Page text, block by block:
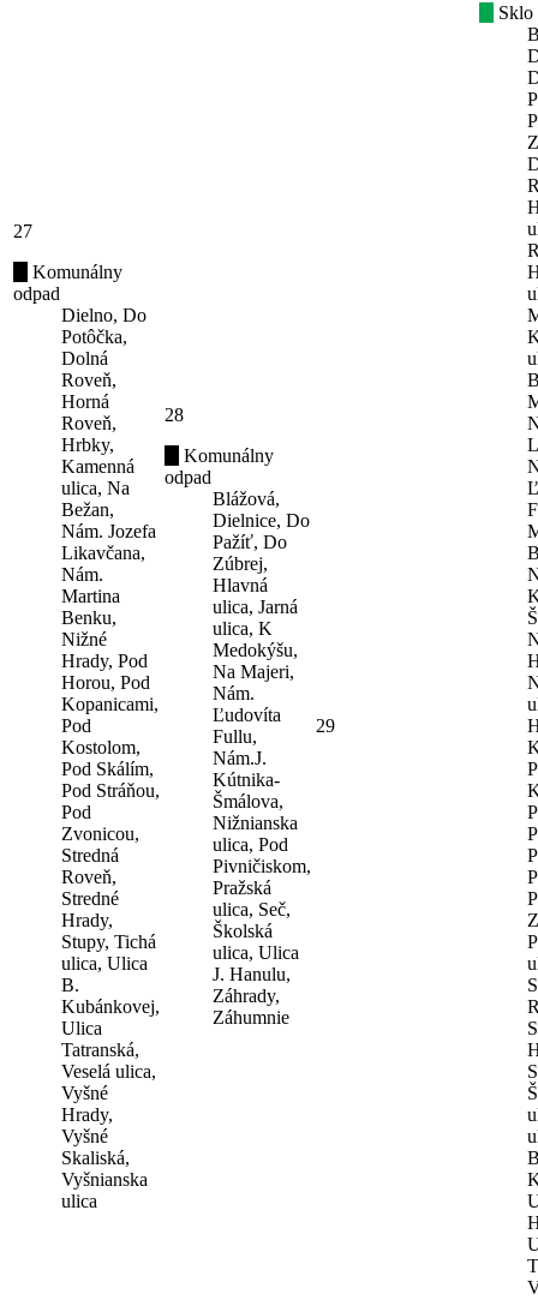
27
Komunálny
odpad
Dielno, Do
Potôčka,
Dolná
Roveň,
Horná
Roveň,
Hrbky,
Kamenná
ulica, Na
Bežan,
Nám. Jozefa
Likavčana,
Nám.
Martina
Benku,
Nižné
Hrady, Pod
Horou, Pod
Kopanicami,
Pod
Kostolom,
Pod Skálím,
Pod Stráňou,
Pod
Zvonicou,
Stredná
Roveň,
Stredné
Hrady,
Stupy, Tichá
ulica, Ulica
B.
Kubánkovej,
Ulica
Tatranská,
Veselá ulica,
Vyšné
Hrady,
Vyšné
Skaliská,
Vyšnianska
ulica
28
Komunálny
odpad
Blážová,
Dielnice, Do
Pažíť, Do
Zúbrej,
Hlavná
ulica, Jarná
ulica, K
Medokýšu,
Na Majeri,
Nám.
Ľudovíta
Fullu,
Nám.J.
Kútnika-
Šmálova,
Nižnianska
ulica, Pod
Pivničiskom,
Pražská
ulica, Seč,
Školská
ulica, Ulica
J. Hanulu,
Záhrady,
Záhumnie
29
Sklo